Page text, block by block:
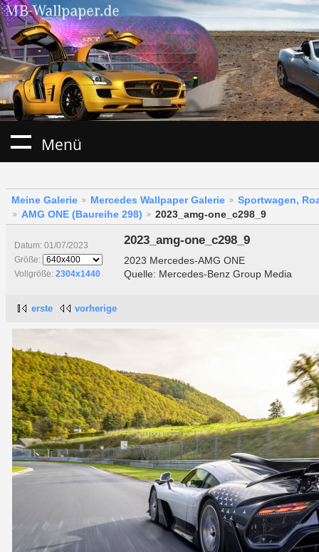
Menü
Meine Galerie Mercedes Wallpaper Galerie
Sportwagen,
AMG ONE (Baureihe 298)
2023_amg-one_c298_9
Datum: 01/07/2023
Größe:
Vollgröße: 2304x1440
2023_amg-one_c298_9
2023 Mercedes-AMG ONE
Quelle: Mercedes-Benz Group Media
erste vorherige